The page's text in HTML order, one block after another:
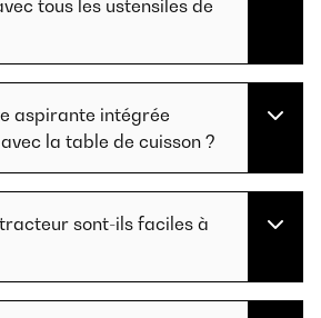
tous les ustensiles de
aspirante intégrée
la table de cuisson ?
sont-ils faciles à